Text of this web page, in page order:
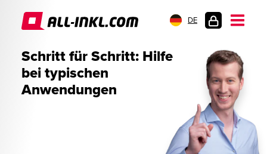
DE
Schritt für Schritt: Hilfe
bei typischen
Anwendungen